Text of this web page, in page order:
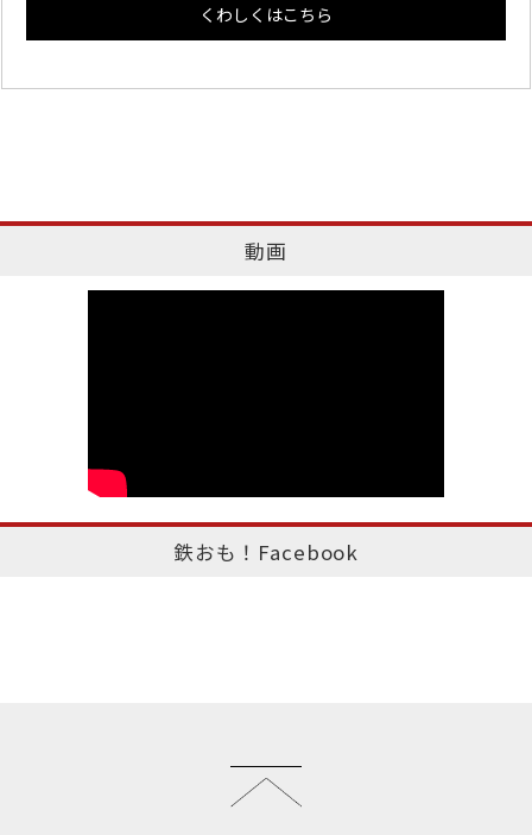
くわしくはこちら
動画
鉄おも！Facebook